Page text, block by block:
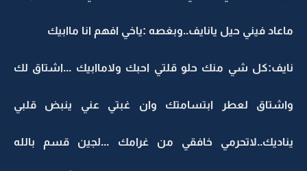
ماعاد فيني حيل يانايف..وبغصه :ياخي افهم انا ماابيك
نايف:كل شي منك حلو قلتي احبك ولاماابيك ...اشتاق لك
واشتاق لعطر ابتسامتك وان غبتي عني ينبض قلبي
يناديك..لاتحرمي خافقي من غرامك ...لجين قسم بالله